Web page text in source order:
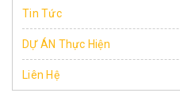
Tin Tức
DỰ ÁN Thực Hiện
Liên Hệ